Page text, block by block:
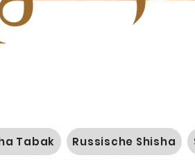
Tabak Russische Shisha